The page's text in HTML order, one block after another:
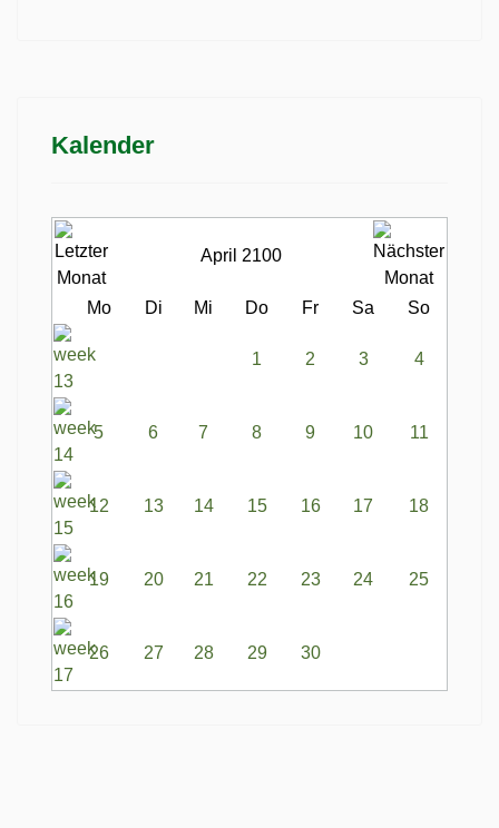
Kalender
April 2100
Mo Di Mi Do Fr Sa So
1 2 3 4
5 6 7 8 9 10 11
12 13 14 15 16 17 18
19 20 21 22 23 24 25
26 27 28 29 30